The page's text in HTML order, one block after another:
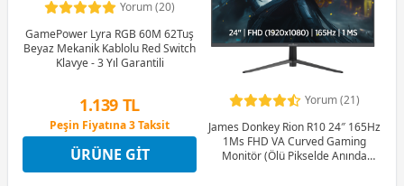
Yorum (20)
GamePower Lyra RGB 60M 62Tuş
Beyaz Mekanik Kablolu Red Switch
Klavye - 3 Yıl Garantili
1.139 TL
Peşin Fiyatına 3 Taksit
12 Ay x 134 TL taksitle
Peşin Fiyatına 3 Taksit
ÜRÜNE GIT
Yorum (21)
James Donkey Rion R10 24″ 165Hz
1Ms FHD VA Curved Gaming
Monitör (Ölü Pikselde Anında